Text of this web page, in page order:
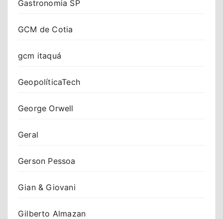
Gastronomia SP
GCM de Cotia
gcm itaquá
GeopolíticaTech
George Orwell
Geral
Gerson Pessoa
Gian & Giovani
Gilberto Almazan